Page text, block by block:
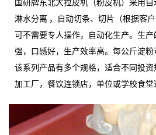
国研牌东北大拉皮机（粉皮机）采用
淋水分离 ，自动切条、切片（根据客
可不需要专人操作，自动化生产。生
强，口感好，生产效率高。每公斤淀粉
该系列产品有多个规格，适合不同投
加工厂，餐饮连锁店，单位或学校食堂